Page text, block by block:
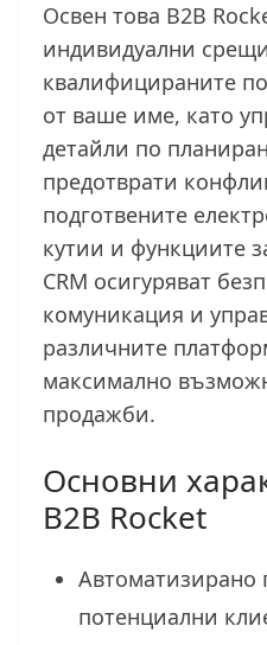
Освен това B2B
индивидуални
квалифицираните
от ваше име, като
детайли по
предотврати
подготвените
кутии и функциите
CRM осигуряват
комуникация и
различните
максимално
продажби.
Основни
B2B Rocket
Автоматизирано
потенциални